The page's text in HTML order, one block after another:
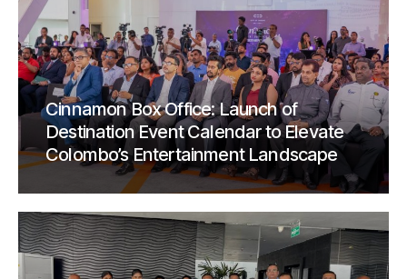
Cinnamon Box Office: Launch of
Destination Event Calendar to Elevate
Colombo’s Entertainment Landscape